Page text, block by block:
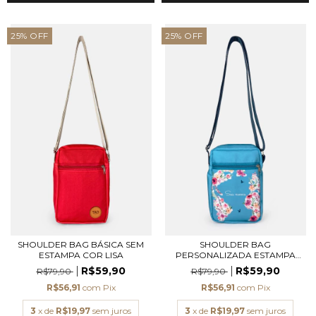
25% OFF
SHOULDER BAG BÁSICA SEM
ESTAMPA COR LISA
R$79,90
R$59,90
R$56,91 com Pix
3 x de R$19,97 sem juros
25% OFF
SHOULDER BAG
PERSONALIZADA ESTAMPA
MUNDO...
R$79,90 R$59,90
R$56,91 com Pix
3 x de R$19,97 sem juros